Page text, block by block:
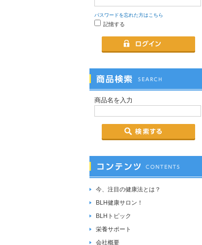
パスワードを忘れた方はこちら
記憶する
商品名を入力
今、注目の健康法とは？
BLH健康サロン！
BLHトピック
栄養サポート
会社概要